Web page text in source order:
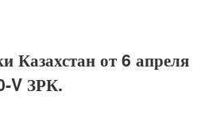
Казахстан от 6 апреля
V ЗРК.